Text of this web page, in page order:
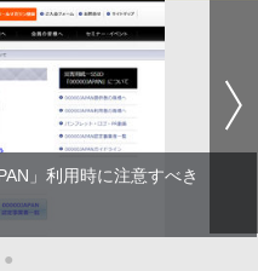
」利用時に注意すべき
●